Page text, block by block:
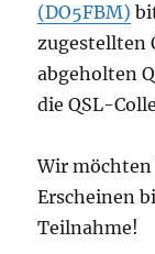
(DO5FBM)
zugestellten
abgeholten
die QSL-
Wir möchten
Erscheinen
Teilnahme!